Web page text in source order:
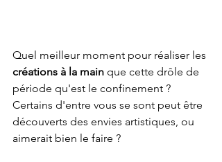
Quel meilleur moment pour réaliser les
créations à la main que cette drôle de
période qu'est le confinement ?
Certains d'entre vous se sont peut être
découverts des envies artistiques, ou
aimerait bien le faire ?